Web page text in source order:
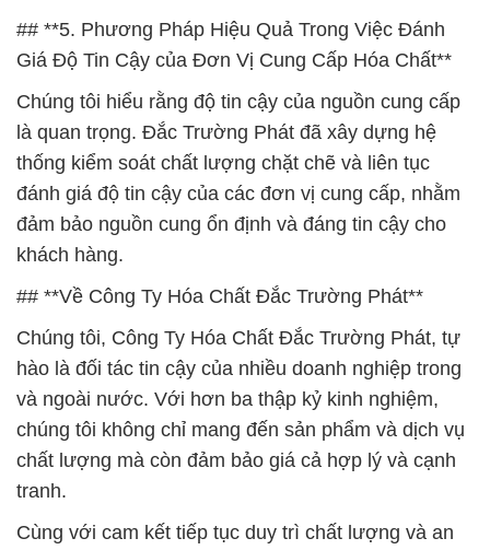
## **5. Phương Pháp Hiệu Quả Trong Việc Đánh
Giá Độ Tin Cậy của Đơn Vị Cung Cấp Hóa Chất**
Chúng tôi hiểu rằng độ tin cậy của nguồn cung cấp
là quan trọng. Đắc Trường Phát đã xây dựng hệ
thống kiểm soát chất lượng chặt chẽ và liên tục
đánh giá độ tin cậy của các đơn vị cung cấp, nhằm
đảm bảo nguồn cung ổn định và đáng tin cậy cho
khách hàng.
## **Về Công Ty Hóa Chất Đắc Trường Phát**
Chúng tôi, Công Ty Hóa Chất Đắc Trường Phát, tự
hào là đối tác tin cậy của nhiều doanh nghiệp trong
và ngoài nước. Với hơn ba thập kỷ kinh nghiệm,
chúng tôi không chỉ mang đến sản phẩm và dịch vụ
chất lượng mà còn đảm bảo giá cả hợp lý và cạnh
tranh.
Cùng với cam kết tiếp tục duy trì chất lượng và an